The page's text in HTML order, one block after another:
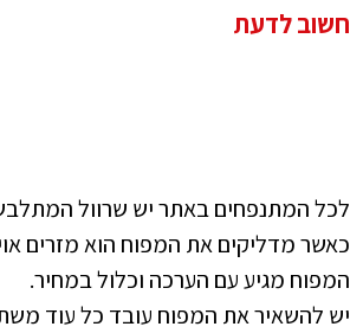
חשוב לדעת
לכל המתנפחים באתר יש שרוול
כאשר מדליקים את המפוח הוא מזרים
המפוח מגיע עם הערכה וכלול במחיר.
יש להשאיר את המפוח עובד כל עוד